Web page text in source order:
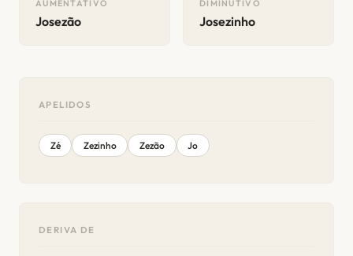
AUMENTATIVO
Josezão
DIMINUTIVO
Josezinho
APELIDOS
Zé Zezinho Zezão Jo
DERIVA DE